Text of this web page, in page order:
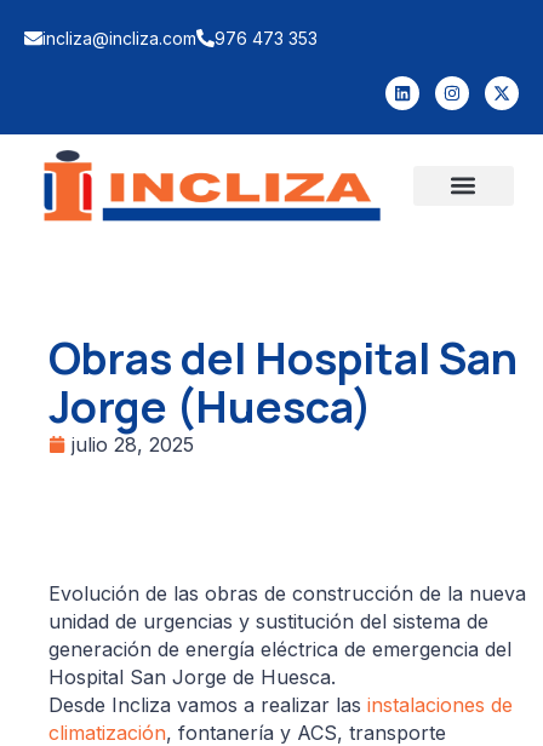
incliza@incliza.com 976 473 353
Obras del Hospital San
Jorge (Huesca)
julio 28, 2025
Evolución de las obras de construcción de la nueva
unidad de urgencias y sustitución del sistema de
generación de energía eléctrica de emergencia del
Hospital San Jorge de Huesca.
Desde Incliza vamos a realizar las instalaciones de
climatización, fontanería y ACS, transporte